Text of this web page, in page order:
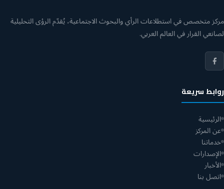
مركز متخصص في استطلاعات الرأي والبحوث الاجتماعية، يُقدّم الرؤى التحليلية
لصانعي القرار في العالم العربي.
روابط سريعة
الرئيسية
عن المركز
خدماتنا
الإصدارات
الأخبار
اتصل بنا